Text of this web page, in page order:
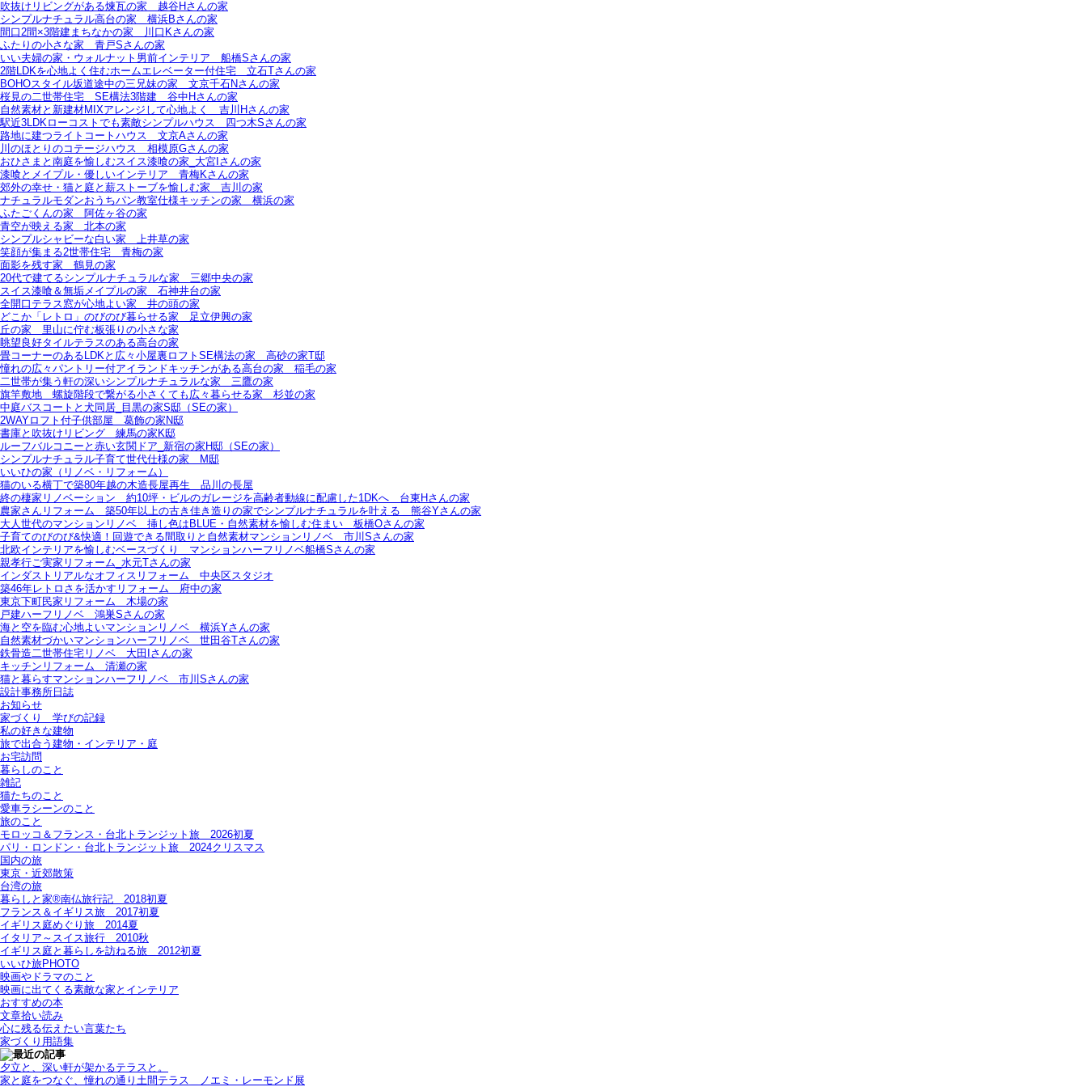
吹抜けリビングがある煉瓦の家＿越谷Hさんの家
シンプルナチュラル高台の家＿横浜Bさんの家
間口2間×3階建まちなかの家＿川口Kさんの家
ふたりの小さな家＿青戸Sさんの家
いい夫婦の家・ウォルナット男前インテリア＿船橋Sさんの家
2階LDKを心地よく住むホームエレベーター付住宅＿立石Tさんの家
BOHOスタイル坂道途中の三兄妹の家＿文京千石Nさんの家
桜見の二世帯住宅＿SE構法3階建＿谷中Hさんの家
自然素材と新建材MIXアレンジして心地よく＿吉川Hさんの家
駅近3LDKローコストでも素敵シンプルハウス＿四つ木Sさんの家
路地に建つライトコートハウス＿文京Aさんの家
川のほとりのコテージハウス＿相模原Gさんの家
おひさまと南庭を愉しむスイス漆喰の家_大宮Iさんの家
漆喰とメイプル・優しいインテリア＿青梅Kさんの家
郊外の幸せ・猫と庭と薪ストーブを愉しむ家＿吉川の家
ナチュラルモダンおうちパン教室仕様キッチンの家＿横浜の家
ふたごくんの家＿阿佐ヶ谷の家
青空が映える家＿北本の家
シンプルシャビーな白い家＿上井草の家
笑顔が集まる2世帯住宅＿青梅の家
面影を残す家＿鶴見の家
20代で建てるシンプルナチュラルな家＿三郷中央の家
スイス漆喰＆無垢メイプルの家＿石神井台の家
全開口テラス窓が心地よい家＿井の頭の家
どこか「レトロ」のびのび暮らせる家＿足立伊興の家
丘の家＿里山に佇む板張りの小さな家
眺望良好タイルテラスのある高台の家
畳コーナーのあるLDKと広々小屋裏ロフトSE構法の家＿高砂の家T邸
憧れの広々パントリー付アイランドキッチンがある高台の家＿稲毛の家
二世帯が集う軒の深いシンプルナチュラルな家＿三鷹の家
旗竿敷地＿螺旋階段で繋がる小さくても広々暮らせる家＿杉並の家
中庭バスコートと犬同居_目黒の家S邸（SEの家）
2WAYロフト付子供部屋＿葛飾の家N邸
書庫と吹抜けリビング 練馬の家K邸
ルーフバルコニーと赤い玄関ドア_新宿の家H邸（SEの家）
シンプルナチュラル子育て世代仕様の家 M邸
いいひの家（リノベ・リフォーム）
猫のいる横丁で築80年越の木造長屋再生＿品川の長屋
終の棲家リノベーション＿約10坪・ビルのガレージを高齢者動線に配慮した1DKへ＿台東Hさんの家
農家さんリフォーム＿築50年以上の古き佳き造りの家でシンプルナチュラルを叶える＿熊谷Yさんの家
大人世代のマンションリノベ＿挿し色はBLUE・自然素材を愉しむ住まい＿板橋Oさんの家
子育てのびのび&快適！回遊できる間取りと自然素材マンションリノベ＿市川Sさんの家
北欧インテリアを愉しむベースづくり＿マンションハーフリノベ船橋Sさんの家
親孝行ご実家リフォーム_水元Tさんの家
インダストリアルなオフィスリフォーム＿中央区スタジオ
築46年レトロさを活かすリフォーム＿府中の家
東京下町民家リフォーム＿木場の家
戸建ハーフリノベ＿鴻巣Sさんの家
海と空を臨む心地よいマンションリノベ＿横浜Yさんの家
自然素材づかいマンションハーフリノベ＿世田谷Tさんの家
鉄骨造二世帯住宅リノベ＿大田Iさんの家
キッチンリフォーム＿清瀬の家
猫と暮らすマンションハーフリノベ＿市川Sさんの家
設計事務所日誌
お知らせ
家づくり 学びの記録
私の好きな建物
旅で出合う建物・インテリア・庭
お宅訪問
暮らしのこと
雑記
猫たちのこと
愛車ラシーンのこと
旅のこと
モロッコ＆フランス・台北トランジット旅＿2026初夏
パリ・ロンドン・台北トランジット旅＿2024クリスマス
国内の旅
東京・近郊散策
台湾の旅
暮らしと家®南仏旅行記＿2018初夏
フランス＆イギリス旅＿2017初夏
イギリス庭めぐり旅＿2014夏
イタリア～スイス旅行 2010秋
イギリス庭と暮らしを訪ねる旅＿2012初夏
いいひ旅PHOTO
映画やドラマのこと
映画に出てくる素敵な家とインテリア
おすすめの本
文章拾い読み
心に残る伝えたい言葉たち
家づくり用語集
夕立と、深い軒が架かるテラスと。
家と庭をつなぐ、憧れの通り土間テラス＿ノエミ・レーモンド展